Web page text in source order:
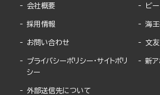
会社概要
採用情報
お問い合わせ
プライバシーポリシー・サイトポリ
シー
外部送信先について
ビ
海
文
新